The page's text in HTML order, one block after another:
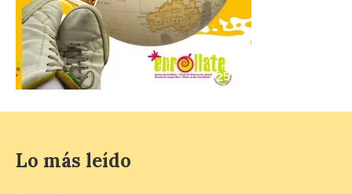
La Comisión actualiza su
programa insignia de
prácticas Blue Book,
Lo más leído